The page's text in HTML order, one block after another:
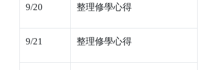
9/20 整理修學心得
9/21 整理修學心得